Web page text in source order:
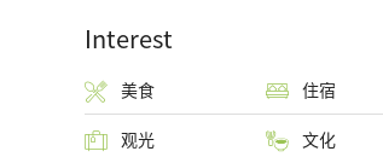
Interest
美食 住宿
观光 文化